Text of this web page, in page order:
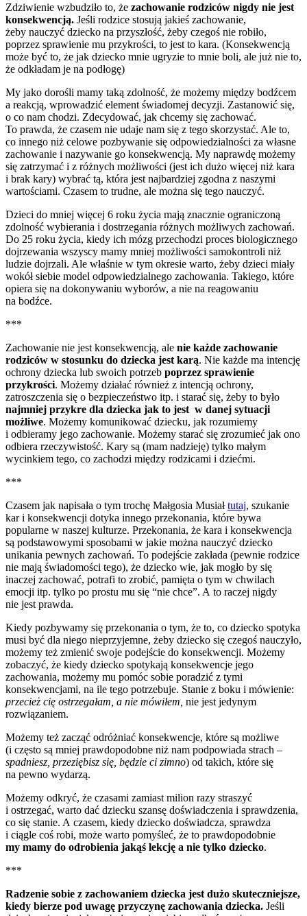
Zdziwienie wzbudziło to, że zachowanie rodziców nigdy nie jest
konsekwencją. Jeśli rodzice stosują jakieś zachowanie,
żeby nauczyć dziecko na przyszłość, żeby czegoś nie robiło,
poprzez sprawienie mu przykrości, to jest to kara. (Konsekwencją
może być to, że jak dziecko mnie ugryzie to mnie boli, ale już nie to,
że odkładam je na podłogę)
My jako dorośli mamy taką zdolność, że możemy między bodźcem
a reakcją, wprowadzić element świadomej decyzji. Zastanowić się,
o co nam chodzi. Zdecydować, jak chcemy się zachować.
To prawda, że czasem nie udaje nam się z tego skorzystać. Ale to,
co innego niż celowe pozbywanie się odpowiedzialności za własne
zachowanie i nazywanie go konsekwencją. My naprawdę możemy
się zatrzymać i z różnych możliwości (jest ich dużo więcej niż kara
i brak kary) wybrać tą, która jest najbardziej zgodna z naszymi
wartościami. Czasem to trudne, ale można się tego nauczyć.
Dzieci do mniej więcej 6 roku życia mają znacznie ograniczoną
zdolność wybierania i dostrzegania różnych możliwych zachowań.
Do 25 roku życia, kiedy ich mózg przechodzi proces biologicznego
dojrzewania wszyscy mamy mniej możliwości samokontroli niż
ludzie dojrzali. Ale właśnie w tym okresie warto, żeby dzieci miały
wokół siebie model odpowiedzialnego zachowania. Takiego, które
opiera się na dokonywaniu wyborów, a nie na reagowaniu
na bodźce.
***
Zachowanie nie jest konsekwencją, ale nie każde zachowanie
rodziców w stosunku do dziecka jest karą. Nie każde ma intencję
ochrony dziecka lub swoich potrzeb poprzez sprawienie
przykrości. Możemy działać również z intencją ochrony,
zatroszczenia się o bezpieczeństwo itp. i starać się, żeby to było
najmniej przykre dla dziecka jak to jest w danej sytuacji
możliwe. Możemy komunikować dziecku, jak rozumiemy
i odbieramy jego zachowanie. Możemy starać się zrozumieć jak ono
odbiera rzeczywistość. Kary są (mam nadzieję) tylko małym
wycinkiem tego, co zachodzi między rodzicami i dziećmi.
***
Czasem jak napisała o tym trochę Małgosia Musiałtutaj, szukanie
kar i konsekwencji dotyka innego przekonania, które bywa
popularne w naszej kulturze. Przekonania, że kara i konsekwencja
są podstawowymi sposobami w jakie można nauczyć dziecko
unikania pewnych zachowań. To podejście zakłada (pewnie rodzice
nie mają świadomości tego), że dziecko wie, jak mogło by się
inaczej zachować, potrafi to zrobić, pamięta o tym w chwilach
emocji itp. tylko po prostu mu się “nie chce”. A to raczej nigdy
nie jest prawda.
Kiedy pozbywamy się przekonania o tym, że to, co dziecko spotyka
musi być dla niego nieprzyjemne, żeby dziecko się czegoś nauczyło,
możemy też zmienić swoje podejście do konsekwencji. Możemy
zobaczyć, że kiedy dziecko spotykają konsekwencje jego
zachowania, możemy mu pomóc sobie poradzić z tymi
konsekwencjami, na ile tego potrzebuje. Stanie z boku i mówienie:
przecież cię ostrzegałam, a nie mówiłem, nie jest jedynym
rozwiązaniem.
Możemy też zacząć odróżniać konsekwencje, które są możliwe
(i często są mniej prawdopodobne niż nam podpowiada strach –
spadniesz, przeziębisz się, będzie ci zimno) od takich, które się
na pewno wydarzą.
Możemy odkryć, że czasami zamiast milion razy straszyć
i ostrzegać, warto dać dziecku szansę doświadczenia i sprawdzenia,
co się stanie. A czasem, kiedy dziecko doświadcza, sprawdza
i ciągle coś robi, może warto pomyśleć, że to prawdopodobnie
my mamy do odrobienia jakąś lekcję a nie tylko dziecko.
***
Radzenie sobie z zachowaniem dziecka jest dużo skuteczniejsze,
kiedy bierze pod uwagę przyczynę zachowania dziecka. Jeśli